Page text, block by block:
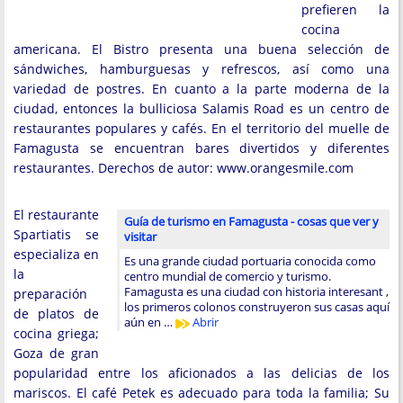
prefieren la
cocina
americana. El Bistro presenta una buena selección de
sándwiches, hamburguesas y refrescos, así como una
variedad de postres. En cuanto a la parte moderna de la
ciudad, entonces la bulliciosa Salamis Road es un centro de
restaurantes populares y cafés. En el territorio del muelle de
Famagusta se encuentran bares divertidos y diferentes
restaurantes. Derechos de autor: www.orangesmile.com
Guía de turismo en Famagusta - cosas que ver y
visitar
Es una grande ciudad portuaria conocida como
centro mundial de comercio y turismo.
Famagusta es una ciudad con historia interesant ,
los primeros colonos construyeron sus casas aquí
aún en …
Abrir
El restaurante
Spartiatis se
especializa en
la
preparación
de platos de
cocina griega;
Goza de gran
popularidad entre los aficionados a las delicias de los
mariscos. El café Petek es adecuado para toda la familia; Su